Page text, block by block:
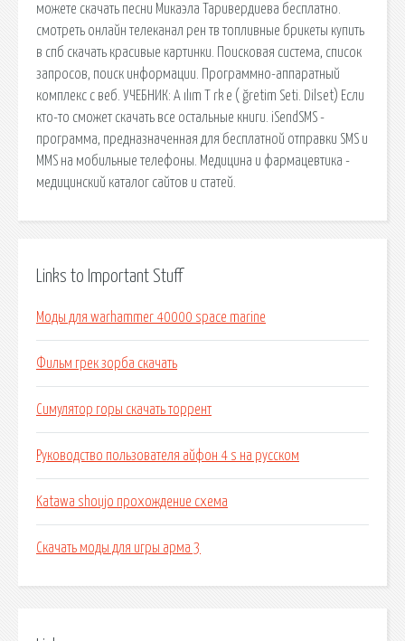
можете скачать песни Микаэла Таривердиева бесплатно.
смотреть онлайн телеканал рен тв топливные брикеты купить
в спб скачать красивые картинки. Поисковая сиcтема, список
запросов, поиск информации. Программно-аппаратный
комплекс с веб. УЧЕБНИК: A ılım T rk e ( ğretim Seti. Dilset) Если
кто-то сможет скачать все остальные книги. iSendSMS -
программа, предназначенная для бесплатной отправки SMS и
MMS на мобильные телефоны. Медицина и фармацевтика -
медицинский каталог сайтов и статей.
Links to Important Stuff
Моды для warhammer 40000 space marine
Фильм грек зорба скачать
Симулятор горы скачать торрент
Руководство пользователя айфон 4 s на русском
Katawa shoujo прохождение схема
Скачать моды для игры арма 3